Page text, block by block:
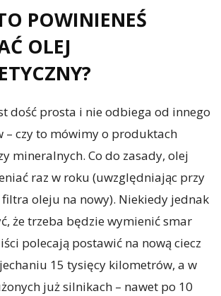
POWINIENEŚ
OLEJ
dość prosta i nie odbiega od innego
– czy to mówimy o produktach
mineralnych. Co do zasady, olej
raz w roku (uwzględniając przy
oleju na nowy). Niekiedy jednak
że trzeba będzie wymienić smar
polecają postawić na nową ciecz
15 tysięcy kilometrów, a w
już silnikach – nawet po 10